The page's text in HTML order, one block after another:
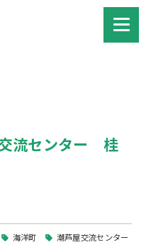
流センター 桂
海洋町 潮芦屋交流センター